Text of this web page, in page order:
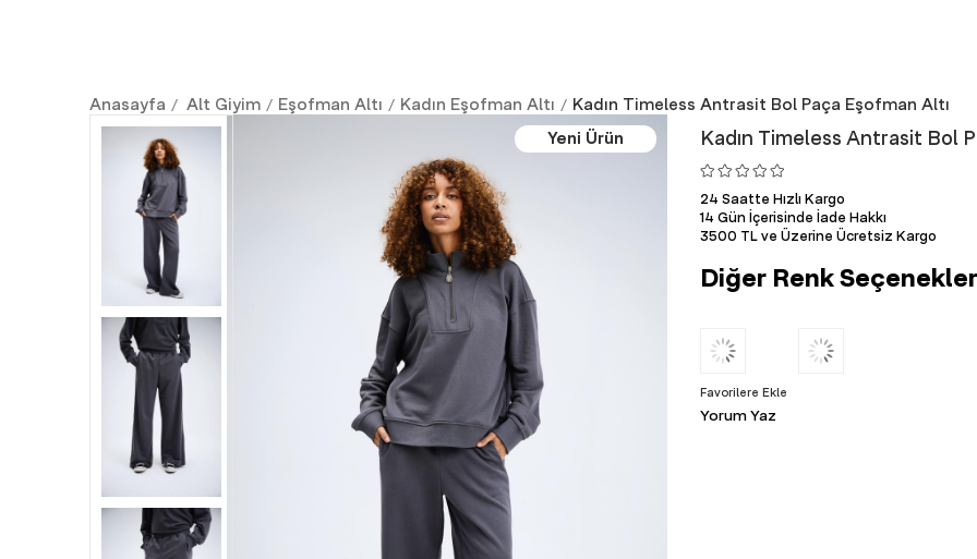
Anasayfa Alt Giyim Eşofman Altı Kadın Eşofman Altı Kadın Timeless Antrasit Bol Paça Eşofman Altı
Yeni Ürün Kadın Timeless Antrasit Bol
24 Saatte Hızlı Kargo
14 Gün İçerisinde İade Hakkı
3500 TL ve Üzerine Ücretsiz Kargo
Diğer Renk
Favorilere Ekle
Yorum Yaz